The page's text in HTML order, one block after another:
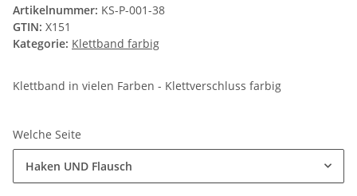
Artikelnummer: KS-P-001-38
GTIN: X151
Kategorie: Klettband farbig
Klettband in vielen Farben - Klettverschluss farbig
Welche Seite
Haken UND Flausch